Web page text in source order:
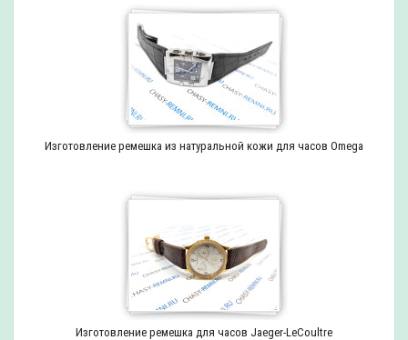
Изготовление ремешка из натуральной кожи для часов Omega
Изготовление ремешка для часов Jaeger-LeCoultre